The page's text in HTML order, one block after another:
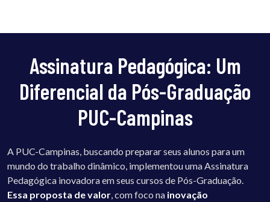
Assinatura Pedagógica: Um
Diferencial da Pós-Graduação
PUC-Campinas
A PUC-Campinas, buscando preparar seus alunos para um
mundo do trabalho dinâmico, implementou uma Assinatura
Pedagógica inovadora em seus cursos de Pós-Graduação.
Essa proposta de valor , com foco na inovação